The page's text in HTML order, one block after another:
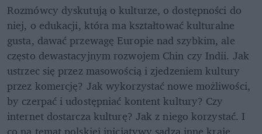
Rozmówcy dyskutują o kulturze, o dostępności do
niej, o edukacji, która ma kształtować kulturalne
gusta, dawać przewagę Europie nad szybkim, ale
często dewastacyjnym rozwojem Chin czy Indii. Jak
ustrzec się przez masowością i zjedzeniem kultury
przez komercję? Jak wykorzystać nowe możliwości,
by czerpać i udostępniać kontent kultury? Czy
internet dostarcza kulturę? Jak z niego korzystać. I